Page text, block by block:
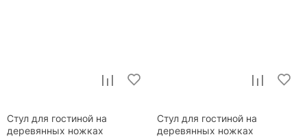
Стул для гостиной на
деревянных ножках
Стул для гостиной на
деревянных ножках